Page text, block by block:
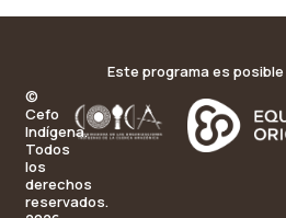
©
Cefo
Indígena.
Todos
los
derechos
reservados.
Este programa es